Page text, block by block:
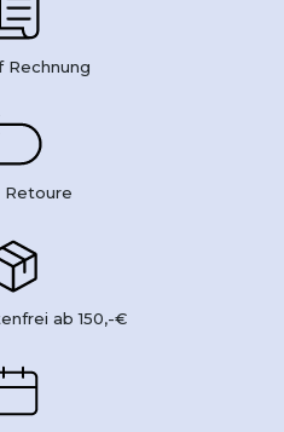
Rechnung
Retoure
ab 150,-€